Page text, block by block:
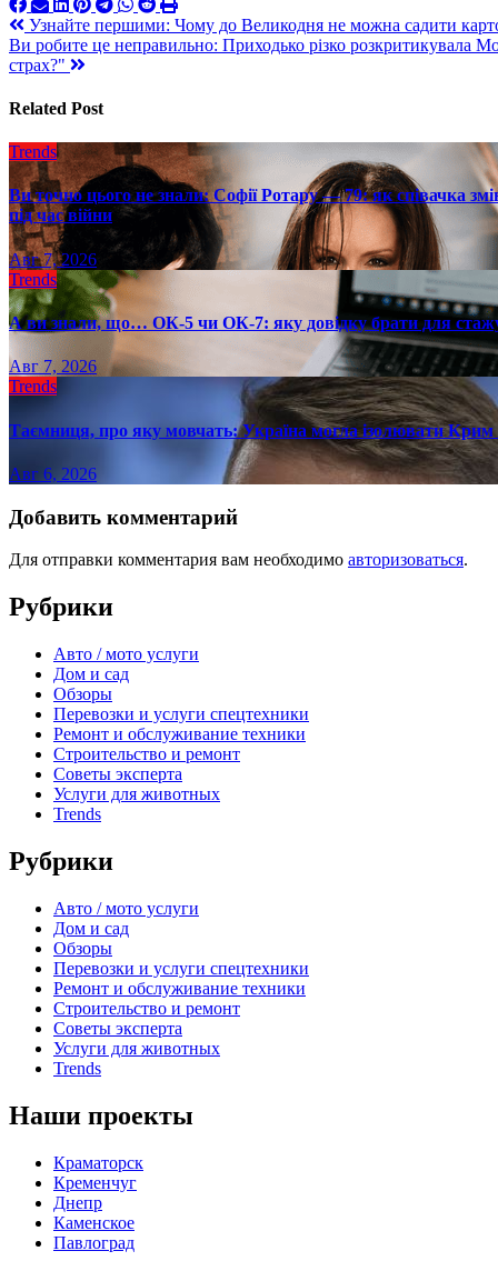
Навигация
по
Узнайте першими: Чому до Великодня не можна садити
Ви робите це неправильно: Приходько різко розкритикувала
страх?"
Related Post
Trends
Ви точно цього не знали: Софії Ротару — 79: як співачка
під час війни
Авг 7, 2026
Trends
А ви знали, що… ОК-5 чи ОК-7: яку довідку брати для
Авг 7, 2026
Trends
Таємниця, про яку мовчать: Україна могла ізолювати
Авг 6, 2026
Добавить комментарий
Для отправки комментария вам необходимо авторизоваться.
Рубрики
Авто / мото услуги
Дом и сад
Обзоры
Перевозки и услуги спецтехники
Ремонт и обслуживание техники
Строительство и ремонт
Советы эксперта
Услуги для животных
Trends
Рубрики
Авто / мото услуги
Дом и сад
Обзоры
Перевозки и услуги спецтехники
Ремонт и обслуживание техники
Строительство и ремонт
Советы эксперта
Услуги для животных
Trends
Наши проекты
Краматорск
Кременчуг
Днепр
Каменское
Павлоград